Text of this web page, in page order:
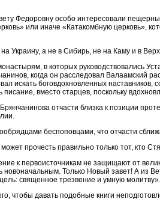
Федоровну особо интересовали
или иначе «Катакомбную церковь»,
Украину, а не в Сибирь, не на Каму и в
в которых руководствовались
когда он расследовал Валаамский
искать боговдохновленных
вместо старцев, поскольку
отчасти близка к позиции
беспоповцами, что отчасти
прочесть правильно только тот, кто
к первоисточникам не защищают от
Только Новый завет! А из
священное трезвение и умную молитву».
чтобы давать подобные книги